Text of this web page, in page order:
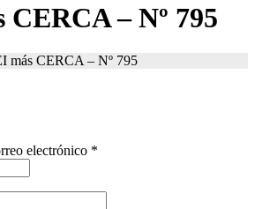
– Nº 795
más CERCA – Nº 795
electrónico *